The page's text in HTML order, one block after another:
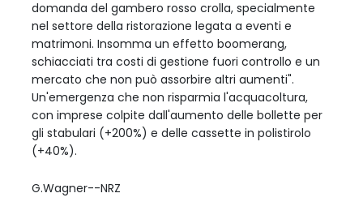
domanda del gambero rosso crolla, specialmente
nel settore della ristorazione legata a eventi e
matrimoni. Insomma un effetto boomerang,
schiacciati tra costi di gestione fuori controllo e un
mercato che non può assorbire altri aumenti".
Un'emergenza che non risparmia l'acquacoltura,
con imprese colpite dall'aumento delle bollette per
gli stabulari (+200%) e delle cassette in polistirolo
(+40%).
G.Wagner--NRZ